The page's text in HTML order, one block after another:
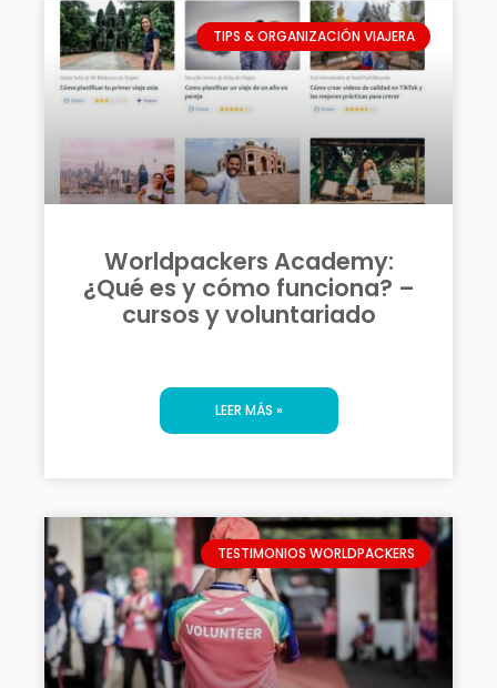
TIPS & ORGANIZACIÓN VIAJERA
Worldpackers Academy:
¿Qué es y cómo funciona? –
cursos y voluntariado
LEER MÁS »
TESTIMONIOS WORLDPACKERS